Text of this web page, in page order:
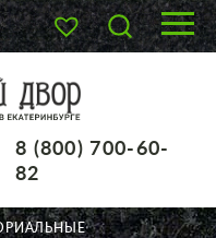
8 (800) 700-60-
82